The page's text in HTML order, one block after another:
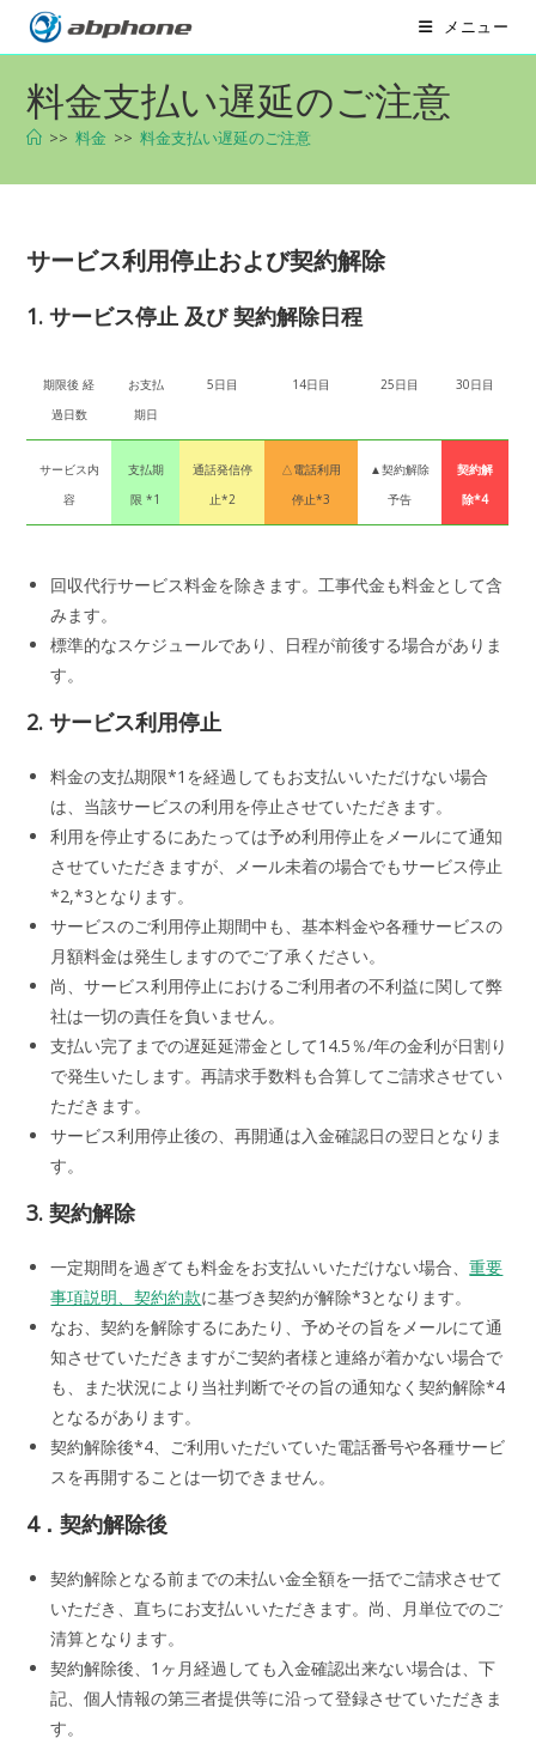
メニュー
料金支払い遅延のご注意
>> 料金 >> 料金支払い遅延のご注意
サービス利用停止および契約解除
1. サービス停止 及び 契約解除日程
期限後 経
過日数
お支払
期日
5日目 14日目 25日目 30日目
サービス内
容
支払期
限 *1
通話発信停
止*2
△電話利用
停止*3
▲契約解除
予告
契約解
除*4
回収代行サービス料金を除きます。工事代金も料金として含
みます。
標準的なスケジュールであり、日程が前後する場合がありま
す。
2. サービス利用停止
料金の支払期限*1を経過してもお支払いいただけない場合
は、当該サービスの利用を停止させていただきます。
利用を停止するにあたっては予め利用停止をメールにて通知
させていただきますが、メール未着の場合でもサービス停止
*2,*3となります。
サービスのご利用停止期間中も、基本料金や各種サービスの
月額料金は発生しますのでご了承ください。
尚、サービス利用停止におけるご利用者の不利益に関して弊
社は一切の責任を負いません。
支払い完了までの遅延延滞金として14.5％/年の金利が日割り
で発生いたします。再請求手数料も合算してご請求させてい
ただきます。
サービス利用停止後の、再開通は入金確認日の翌日となりま
す。
3. 契約解除
一定期間を過ぎても料金をお支払いいただけない場合、重要
事項説明、契約約款に基づき契約が解除*3となります。
なお、契約を解除するにあたり、予めその旨をメールにて通
知させていただきますがご契約者様と連絡が着かない場合で
も、また状況により当社判断でその旨の通知なく契約解除*4
となるがあります。
契約解除後*4、ご利用いただいていた電話番号や各種サービ
スを再開することは一切できません。
4．契約解除後
契約解除となる前までの未払い金全額を一括でご請求させて
いただき、直ちにお支払いいただきます。尚、月単位でのご
清算となります。
契約解除後、1ヶ月経過しても入金確認出来ない場合は、下
記、個人情報の第三者提供等に沿って登録させていただきま
す。